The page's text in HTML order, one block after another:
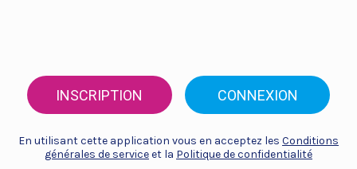
INSCRIPTION CONNEXION
En utilisant cette application vous en acceptez les Conditions
générales de serviceet la Politique de confidentialité